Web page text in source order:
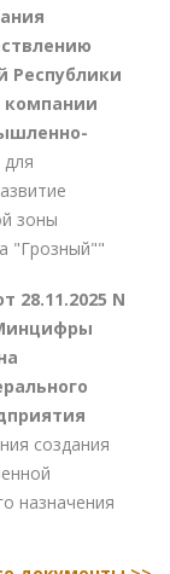
Республики
компании
зоны
"Грозный""
28.11.2025 N
создания
назначения